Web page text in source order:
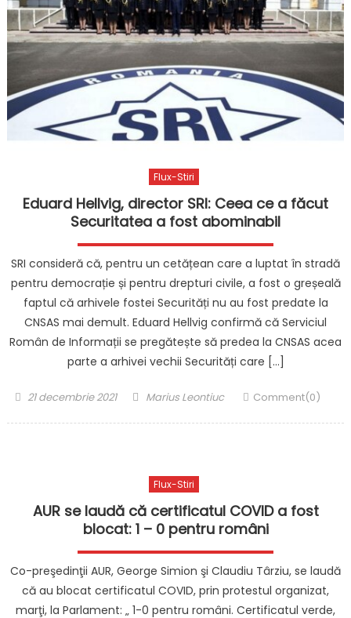
Flux-Stiri
Eduard Hellvig, director SRI: Ceea ce a făcut
Securitatea a fost abominabil
SRI consideră că, pentru un cetățean care a luptat în stradă
pentru democrație și pentru drepturi civile, a fost o greșeală
faptul că arhivele fostei Securități nu au fost predate la
CNSAS mai demult. Eduard Hellvig confirmă că Serviciul
Român de Informații se pregătește să predea la CNSAS acea
parte a arhivei vechii Securități care […]
Posted
21 decembrie 2021 Author
Marius Leontiuc Comment(0)
Flux-Stiri
AUR se laudă că certificatul COVID a fost
blocat: 1 – 0 pentru români
Co-preşedinţii AUR, George Simion şi Claudiu Târziu, se laudă
că au blocat certificatul COVID, prin protestul organizat,
marţi, la Parlament: „ 1-0 pentru români. Certificatul verde,